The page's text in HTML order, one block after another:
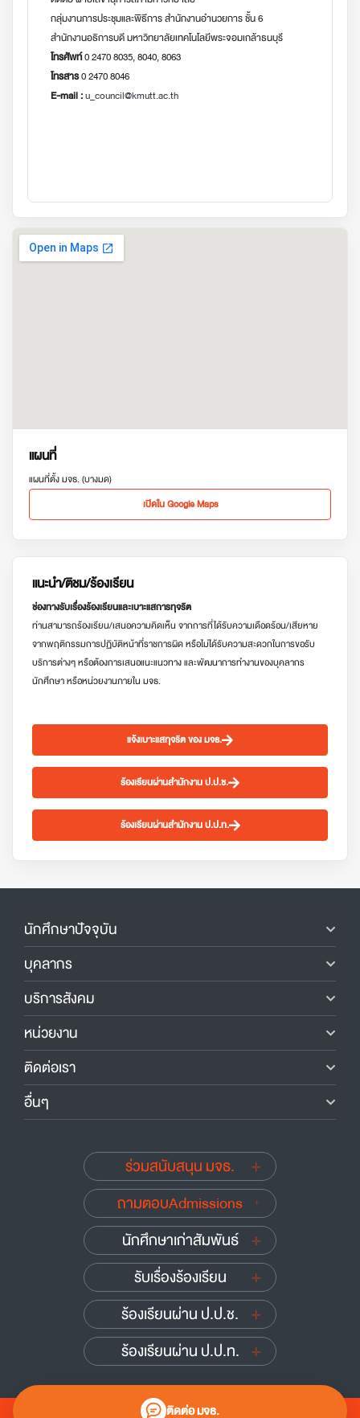
กลุ่มงานการประชุมและพิธีการ สำนักงานอำนวยการ ชั้น 6
สำนักงานอธิการบดี มหาวิทยาลัยเทคโนโลยีพระจอมเกล้าธนบุรี
โทรศัพท์0 2470 8035, 8040, 8063
โทรสาร0 2470 8046
E-mail :u_council@kmutt.ac.th
แผนที่
แผนที่ตั้ง มจธ. (บางมด)
เปิดใน Google Maps
แนะนำ/ติชม/ร้องเรียน
ช่องทางรับเรื่องร้องเรียนและเบาะแสการทุจริต
ท่านสามารถร้องเรียน/เสนอความคิดเห็น จากการที่ได้รับความเดือดร้อน/เสียหาย
จากพฤติกรรมการปฏิบัติหน้าที่ราชการผิด หรือไม่ได้รับความสะดวกในการขอรับ
บริการต่างๆ หรือต้องการเสนอแนะแนวทาง และพัฒนาการทำงานของบุคลากร
นักศึกษา หรือหน่วยงานภายใน มจธ.
แจ้งเบาะแสทุจริต ของ มจธ.
ร้องเรียนผ่านสำนักงาน ป.ป.ช.
ร้องเรียนผ่านสำนักงาน ป.ป.ท.
ติดต่อ มจธ.
นักศึกษาปัจจุบัน
บุคลากร
บริการสังคม
หน่วยงาน
ติดต่อเรา
อื่นๆ
ร่วมสนับสนุน มจธ.
ถามตอบAdmissions
นักศึกษาเก่าสัมพันธ์
รับเรื่องร้องเรียน
ร้องเรียนผ่าน ป.ป.ช.
ร้องเรียนผ่าน ป.ป.ท.